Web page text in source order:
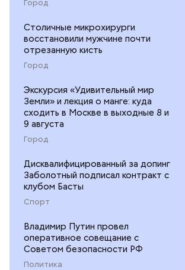
Город
Столичные микрохирурги
восстановили мужчине почти
отрезанную кисть
Город
Экскурсия «Удивительный мир
Земли» и лекция о манге: куда
сходить в Москве в выходные 8 и
9 августа
Город
Дисквалифицированный за допинг
Заболотный подписал контракт с
клубом Басты
Спорт
Владимир Путин провел
оперативное совещание с
Советом безопасности РФ
Политика